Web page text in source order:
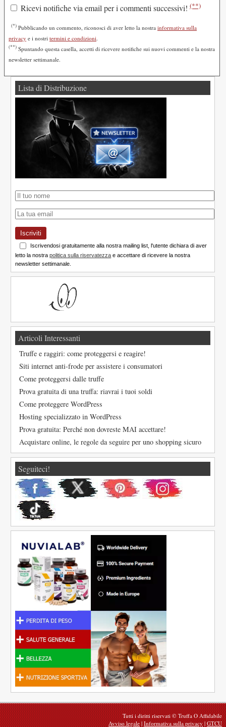
Ricevi notifiche via email per i commenti successivi! (**)
(*) Pubblicando un commento, riconosci di aver letto la nostra informativa sulla
privacy e i nostri termini e condizioni.
(**) Spuntando questa casella, accetti di ricevere notifiche sui nuovi commenti e la nostra
newsletter settimanale.
Lista di Distribuzione
Iscriviti
Iscrivendosi gratuitamente alla nostra mailing list, l'utente dichiara di aver
letto la nostrapolitica sulla riservatezza e accettare di ricevere la nostra
newsletter settimanale.
Articoli Interessanti
Truffe e raggiri: come proteggersi e reagire!
Siti internet anti-frode per assistere i consumatori
Come proteggersi dalle truffe
Prova gratuita di una truffa: riavrai i tuoi soldi
Come proteggere WordPress
Hosting specializzato in WordPress
Prova gratuita: Perché non dovreste MAI accettare!
Acquistare online, le regole da seguire per uno shopping sicuro
Seguiteci!
Tutti i diritti riservati © Truffa O Affidabile
Avviso legale|Informativa sulla privacy|GTCU